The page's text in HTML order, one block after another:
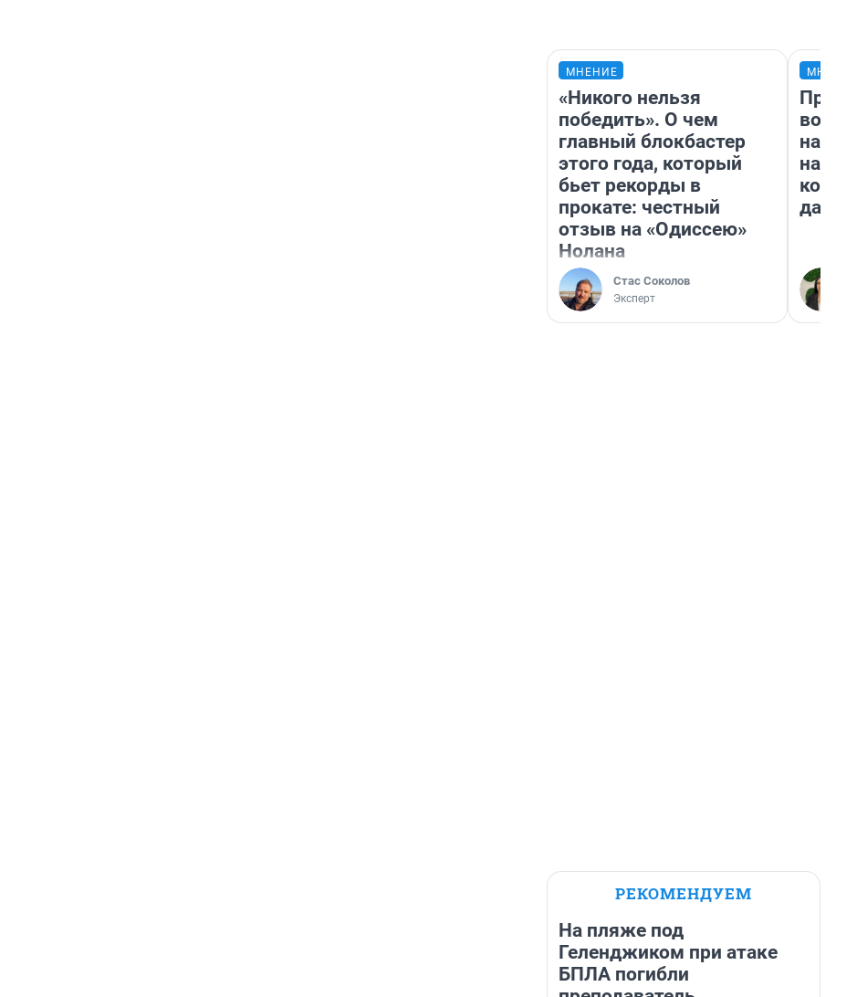
МНЕНИЕ
«Никого нельзя
победить». О чем
главный блокбастер
этого года, который
бьет рекорды в
прокате: честный
отзыв на «Одиссею»
Нолана
Стас Соколов
Эксперт
нам
даже
РЕКОМЕНДУЕМ
На пляже под
Геленджиком при атаке
БПЛА погибли